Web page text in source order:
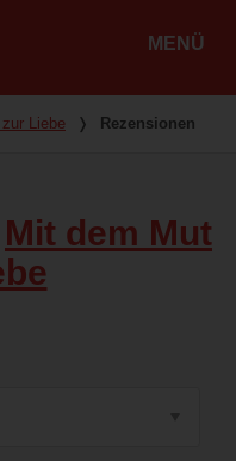
MENÜ
Liebe ❭ Rezensionen
Mit dem Mut